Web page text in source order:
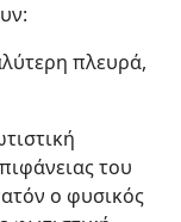
πλευρά,
του
ο φυσικός